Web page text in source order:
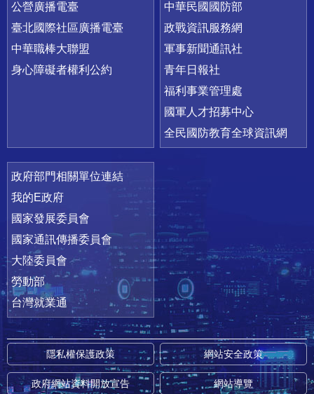
公營廣播電臺
臺北國際社區廣播電臺
中華職棒大聯盟
身心障礙者權利公約
中華民國國防部
政戰資訊服務網
軍事新聞通訊社
青年日報社
福利事業管理處
國軍人才招募中心
全民國防教育全球資訊網
政府部門相關單位連結
我的E政府
國家發展委員會
國家通訊傳播委員會
大陸委員會
勞動部
台灣就業通
隱私權保護政策 網站安全政策
政府網站資料開放宣告 網站導覽